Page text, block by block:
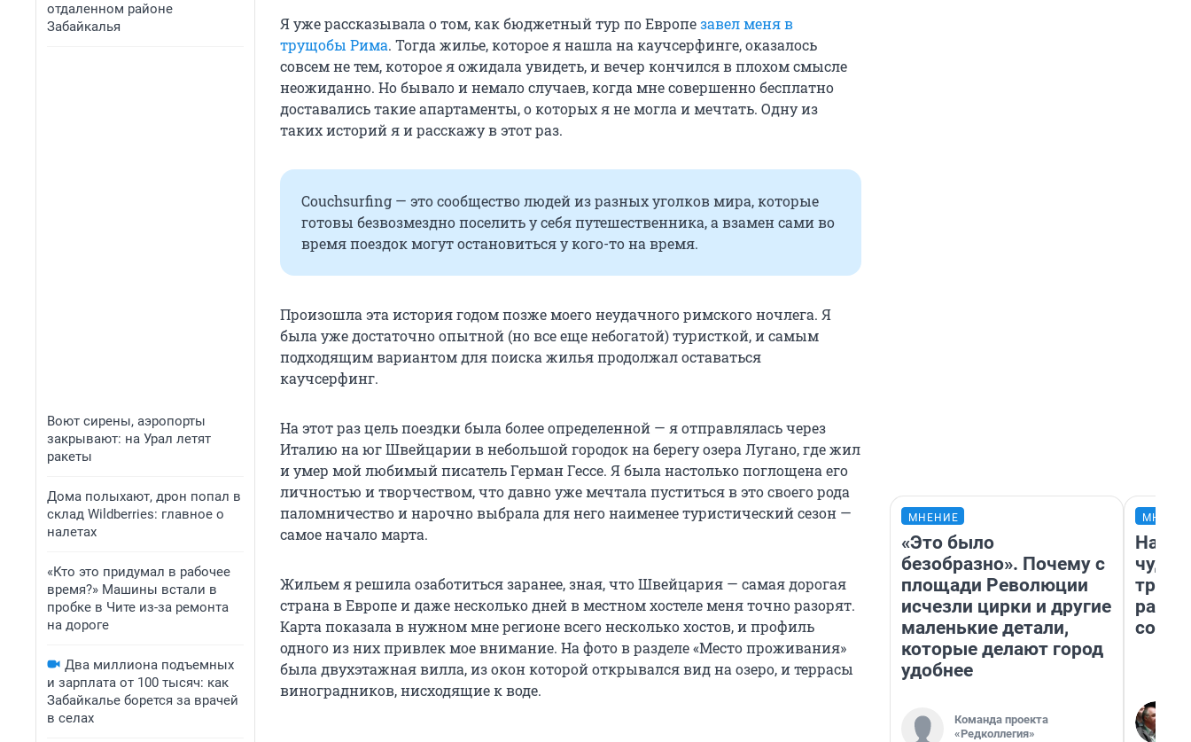
отдаленном районе
Забайкалья
Воют сирены, аэропорты
закрывают: на Урал летят
ракеты
Дома полыхают, дрон попал в
склад Wildberries: главное о
налетах
«Кто это придумал в рабочее
время?» Машины встали в
пробке в Чите из-за ремонта
на дороге
Два миллиона подъемных
и зарплата от 100 тысяч: как
Забайкалье борется за врачей
в селах
Я уже рассказывала о том, как бюджетный тур по Европезавел меня в
трущобы Рима. Тогда жилье, которое я нашла на каучсерфинге, оказалось
совсем не тем, которое я ожидала увидеть, и вечер кончился в плохом смысле
неожиданно. Но бывало и немало случаев, когда мне совершенно бесплатно
доставались такие апартаменты, о которых я не могла и мечтать. Одну из
таких историй я и расскажу в этот раз.
Couchsurfing — это сообщество людей из разных уголков мира, которые
готовы безвозмездно поселить у себя путешественника, а взамен сами во
время поездок могут остановиться у кого-то на время.
Произошла эта история годом позже моего неудачного римского ночлега. Я
была уже достаточно опытной (но все еще небогатой) туристкой, и самым
подходящим вариантом для поиска жилья продолжал оставаться
каучсерфинг.
На этот раз цель поездки была более определенной — я отправлялась через
Италию на юг Швейцарии в небольшой городок на берегу озера Лугано, где жил
и умер мой любимый писатель Герман Гессе. Я была настолько поглощена его
личностью и творчеством, что давно уже мечтала пуститься в это своего рода
паломничество и нарочно выбрала для него наименее туристический сезон —
самое начало марта.
Жильем я решила озаботиться заранее, зная, что Швейцария — самая дорогая
страна в Европе и даже несколько дней в местном хостеле меня точно разорят.
Карта показала в нужном мне регионе всего несколько хостов, и профиль
одного из них привлек мое внимание. На фото в разделе «Место проживания»
была двухэтажная вилла, из окон которой открывался вид на озеро, и террасы
виноградников, нисходящие к воде.
МНЕНИЕ
«Это было
безобразно». Почему с
площади Революции
исчезли цирки и другие
маленькие детали,
которые делают город
удобнее
Команда проекта
«Редколлегия»